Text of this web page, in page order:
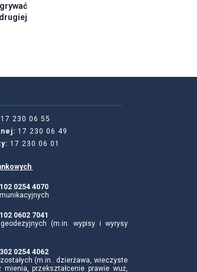
17 230 06 55
17 230 06 49
17 230 06 01
0254 4070
0602 7041
geodezyjnych (m.in. wypisy i wyrysy
0254 4062
(m.in.. dzierżawa, wieczyste
mienia, przekształcenie prawie wuż,